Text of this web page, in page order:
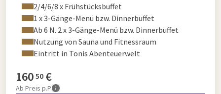
2/4/6/8 x Frühstücksbuffet
1 x 3-Gänge-Menü bzw. Dinnerbuffet
Ab 6 N. 2 x 3-Gänge-Menü bzw. Dinnerbuffet
Nutzung von Sauna und Fitnessraum
Eintritt in Tonis Abenteuerwelt
160 50 €
Ab Preis p.P.